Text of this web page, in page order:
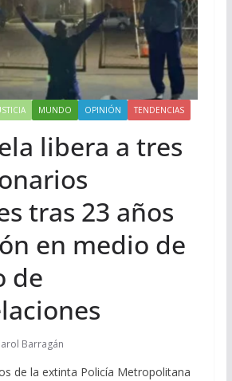
MUNDO OPINIÓN TENDENCIAS
libera a tres
tras 23 años
en medio de
de
Barragán
de la extinta Policía Metropolitana